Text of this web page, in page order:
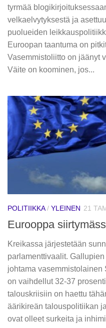
tyrmää
velkaelvytyksestä ja
puolueiden
Euroopan taantuma on
Vasemmistoliitto on jäänyt
Väite on koominen, jos...
POLITIIKKA/ YLEINEN 21
Eurooppa
Kreikassa järjestetään
parlamenttivaalit.
johtama
on vaihdellut 32-37
talouskriisiin on haettu
äärikireän talouspolitiikan
ovat olleet surkeita ja